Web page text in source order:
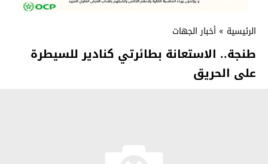
الرئيسية » أخبار الجهات
طنجة.. الاستعانة بطائرتي كنادير للسيطرة
على الحريق